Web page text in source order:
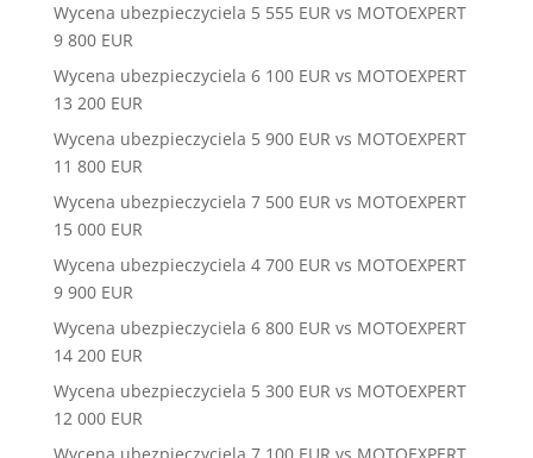
Wycena ubezpieczyciela 5 555 EUR vs MOTOEXPERT
9 800 EUR
Wycena ubezpieczyciela 6 100 EUR vs MOTOEXPERT
13 200 EUR
Wycena ubezpieczyciela 5 900 EUR vs MOTOEXPERT
11 800 EUR
Wycena ubezpieczyciela 7 500 EUR vs MOTOEXPERT
15 000 EUR
Wycena ubezpieczyciela 4 700 EUR vs MOTOEXPERT
9 900 EUR
Wycena ubezpieczyciela 6 800 EUR vs MOTOEXPERT
14 200 EUR
Wycena ubezpieczyciela 5 300 EUR vs MOTOEXPERT
12 000 EUR